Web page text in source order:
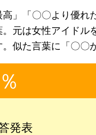
」「〇〇より優れ
元は女性アイドル
似た言葉に「〇〇
発表